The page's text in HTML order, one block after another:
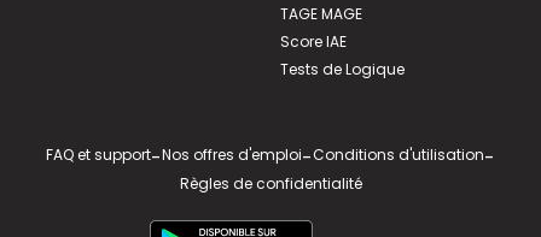
TAGE MAGE
Score IAE
Tests de Logique
FAQ et support-Nos offres d'emploi-Conditions d'utilisation-
Règles de confidentialité